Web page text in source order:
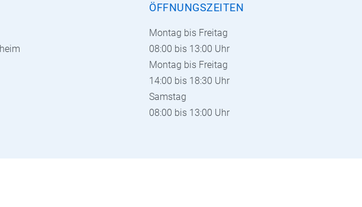
ÖFFNUNGSZEITEN
Montag bis Freitag
08:00 bis 13:00 Uhr
Montag bis Freitag
14:00 bis 18:30 Uhr
Samstag
08:00 bis 13:00 Uhr